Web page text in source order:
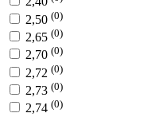
2,50 (0)
2,65 (0)
2,70 (0)
2,72 (0)
2,73 (0)
2,74 (0)